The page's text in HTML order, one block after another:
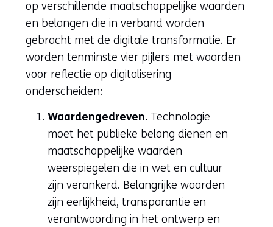
website)
op verschillende maatschappelijke waarden
en belangen die in verband worden
gebracht met de digitale transformatie. Er
worden tenminste vier pijlers met waarden
voor reflectie op digitalisering
onderscheiden:
Waardengedreven. Technologie
moet het publieke belang dienen en
maatschappelijke waarden
weerspiegelen die in wet en cultuur
zijn verankerd. Belangrijke waarden
zijn eerlijkheid, transparantie en
verantwoording in het ontwerp en